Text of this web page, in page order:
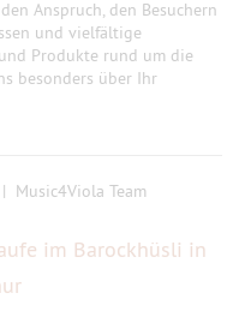
Anspruch, den Besuchern
und vielfältige
Produkte rund um die
besonders über Ihr
Music4Viola Team
im Barockhüsli in